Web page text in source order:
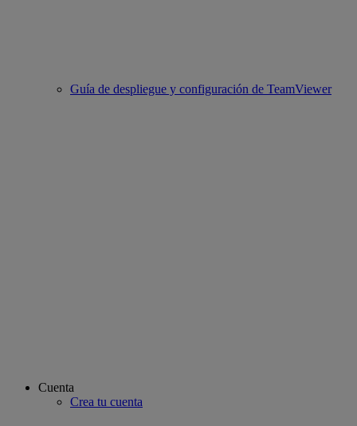
Guía de despliegue y configuración de TeamViewer
Cuenta
Crea tu cuenta